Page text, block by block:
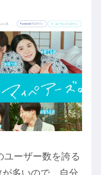
ユーザー数を誇る
多いので、自分